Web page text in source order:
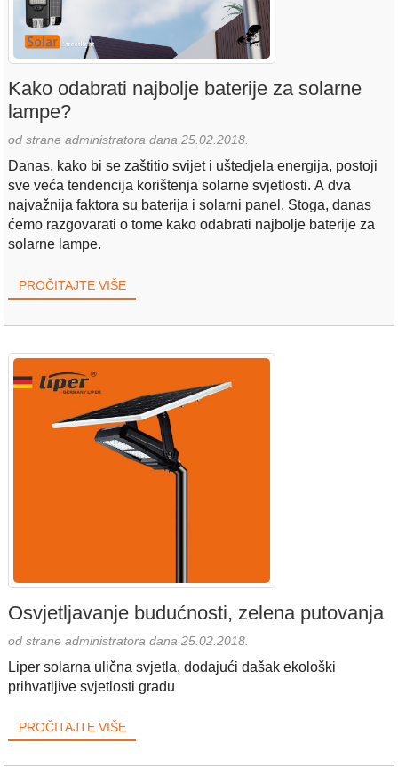
Kako odabrati najbolje baterije za solarne
lampe?
od strane administratora dana 25.02.2018.
Danas, kako bi se zaštitio svijet i uštedjela energija, postoji
sve veća tendencija korištenja solarne svjetlosti. A dva
najvažnija faktora su baterija i solarni panel. Stoga, danas
ćemo razgovarati o tome kako odabrati najbolje baterije za
solarne lampe.
PROČITAJTE VIŠE
Osvjetljavanje budućnosti, zelena putovanja
od strane administratora dana 25.02.2018.
Liper solarna ulična svjetla, dodajući dašak ekološki
prihvatljive svjetlosti gradu
PROČITAJTE VIŠE